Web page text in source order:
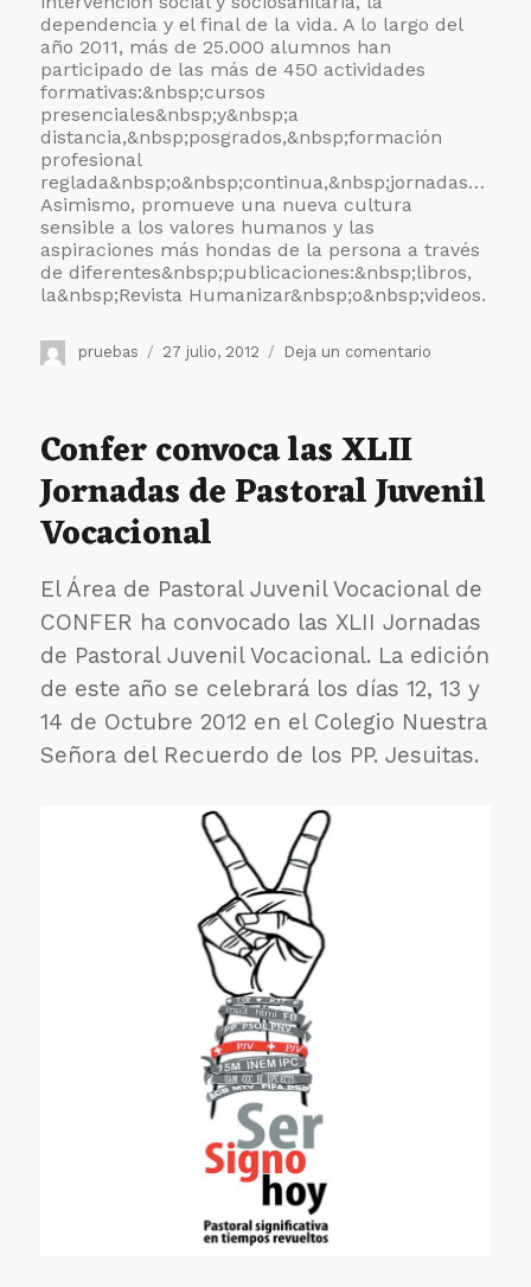
dependencia y el final de la vida. A lo largo del
año 2011, más de 25.000 alumnos han
participado de las más de 450 actividades
formativas:&nbsp;cursos
presenciales&nbsp;y&nbsp;a
distancia,&nbsp;posgrados,&nbsp;formación
profesional
reglada&nbsp;o&nbsp;continua,&nbsp;jornadas…
Asimismo, promueve una nueva cultura
sensible a los valores humanos y las
aspiraciones más hondas de la persona a través
de diferentes&nbsp;publicaciones:&nbsp;libros,
la&nbsp;Revista Humanizar&nbsp;o&nbsp;videos.
Autor
pruebas
Publicado
27 julio, 2012 Deja un comentario
nuevos
cursos
o
duelo
para
año
que
viene
Confer convoca las XLII
Jornadas de Pastoral Juvenil
Vocacional
El Área de Pastoral Juvenil Vocacional de
CONFER ha convocado las XLII Jornadas
de Pastoral Juvenil Vocacional. La edición
de este año se celebrará los días 12, 13 y
14 de Octubre 2012 en el Colegio Nuestra
Señora del Recuerdo de los PP. Jesuitas.